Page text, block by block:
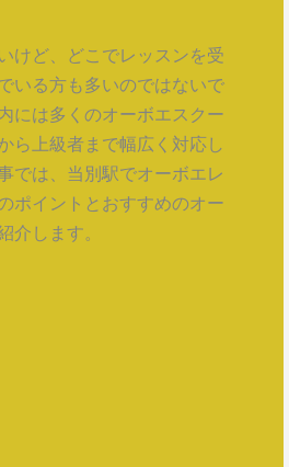
けど、どこでレッスンを受
いる方も多いのではないで
には多くのオーボエスクー
ら上級者まで幅広く対応し
では、当別駅でオーボエレ
ポイントとおすすめのオー
介します。